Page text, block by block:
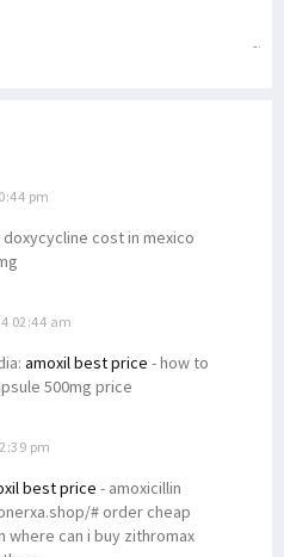
pm
cost in mexico
02:44 am
amoxil best price - how to
500mg price
pm
best price - amoxicillin
# order cheap
can i buy zithromax